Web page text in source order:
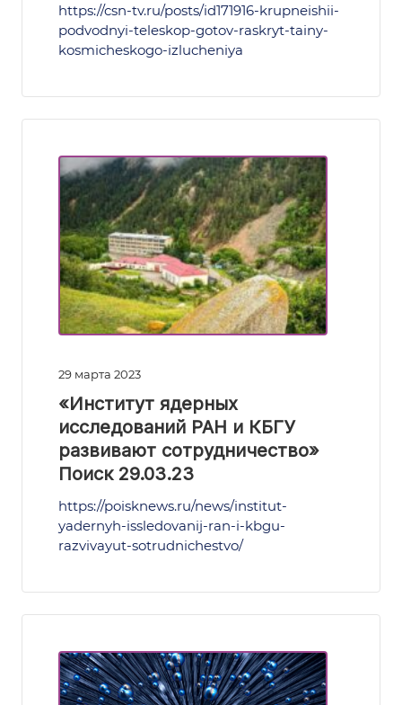
https://csn-tv.ru/posts/id171916-krupneishii-
podvodnyi-teleskop-gotov-raskryt-tainy-
kosmicheskogo-izlucheniya
29 марта 2023
«Институт ядерных
исследований РАН и КБГУ
развивают сотрудничество»
Поиск 29.03.23
https://poisknews.ru/news/institut-
yadernyh-issledovanij-ran-i-kbgu-
razvivayut-sotrudnichestvo/